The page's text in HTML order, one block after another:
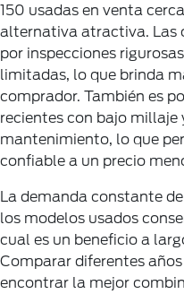
150 usadas en venta
alternativa atractiva. Las
por inspecciones
limitadas, lo que brinda
comprador. También es
recientes con bajo millaje
mantenimiento, lo que
confiable a un precio
La demanda constante
los modelos usados
cual es un beneficio a
Comparar diferentes
encontrar la mejor